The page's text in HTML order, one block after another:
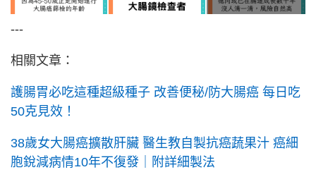
---
相關文章：
護腸胃必吃這種超級種子 改善便秘/防大腸癌 每日吃
50克見效！
38歲女大腸癌擴散肝臟 醫生教自製抗癌蔬果汁 癌細
胞銳減病情10年不復發｜附詳細製法